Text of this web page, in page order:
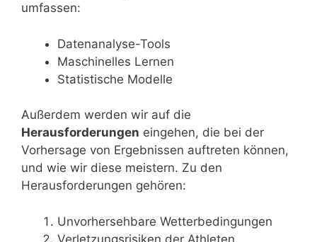
umfassen:
Datenanalyse-Tools
Maschinelles Lernen
Statistische Modelle
Außerdem werden wir auf die
Herausforderungen eingehen, die bei der
Vorhersage von Ergebnissen auftreten können,
und wie wir diese meistern. Zu den
Herausforderungen gehören:
Unvorhersehbare Wetterbedingungen
Verletzungsrisiken der Athleten